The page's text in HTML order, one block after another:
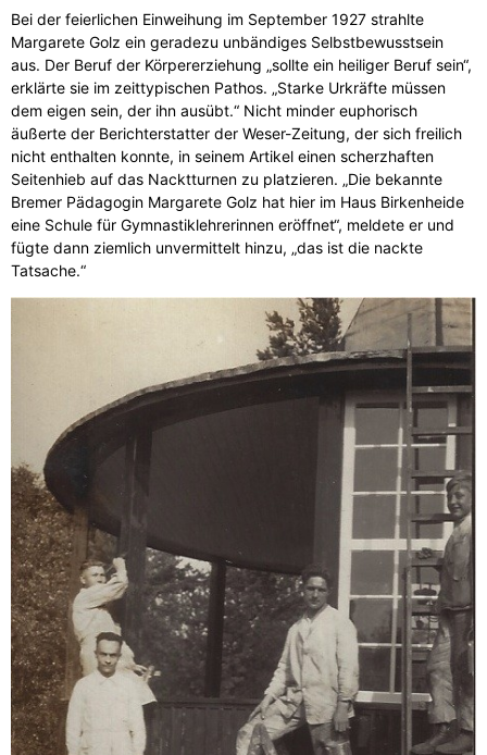
Bei der feierlichen Einweihung im September 1927 strahlte
Margarete Golz ein geradezu unbändiges Selbstbewusstsein
aus. Der Beruf der Körpererziehung „sollte ein heiliger Beruf sein“,
erklärte sie im zeittypischen Pathos. „Starke Urkräfte müssen
dem eigen sein, der ihn ausübt.“ Nicht minder euphorisch
äußerte der Berichterstatter der Weser-Zeitung, der sich freilich
nicht enthalten konnte, in seinem Artikel einen scherzhaften
Seitenhieb auf das Nacktturnen zu platzieren. „Die bekannte
Bremer Pädagogin Margarete Golz hat hier im Haus Birkenheide
eine Schule für Gymnastiklehrerinnen eröffnet“, meldete er und
fügte dann ziemlich unvermittelt hinzu, „das ist die nackte
Tatsache.“